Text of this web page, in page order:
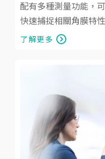
配有多種測量功能，
快速捕捉相關角膜特性
了解更多